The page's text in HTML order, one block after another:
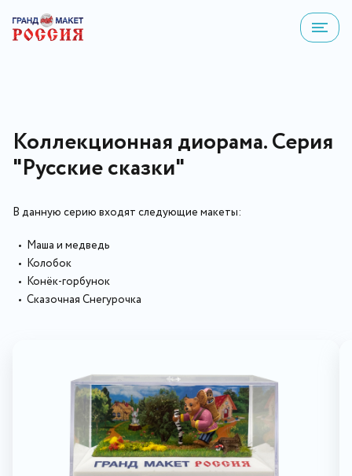
Коллекционная диорама. Серия
"Русские сказки"
В данную серию входят следующие макеты:
Маша и медведь
Колобок
Конёк-горбунок
Сказочная Снегурочка